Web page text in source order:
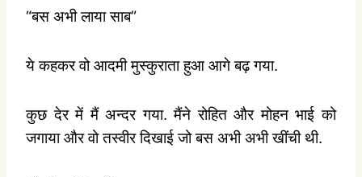
“बस अभी लाया साब”
ये कहकर वो आदमी मुस्कुराता हुआ आगे बढ़ गया.
कुछ देर में मैं अन्दर गया. मैंने रोहित और मोहन भाई को
जगाया और वो तस्वीर दिखाई जो बस अभी अभी खींची थी.